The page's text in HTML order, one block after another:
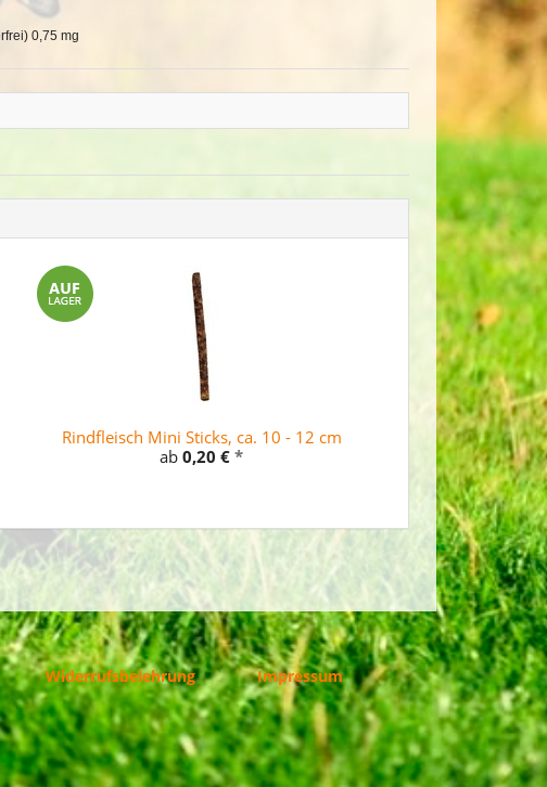
0,75 mg
Rindfleisch Mini Sticks, ca. 10 - 12 cm
ab 0,20 € *
Widerrufsbelehrung Impressum